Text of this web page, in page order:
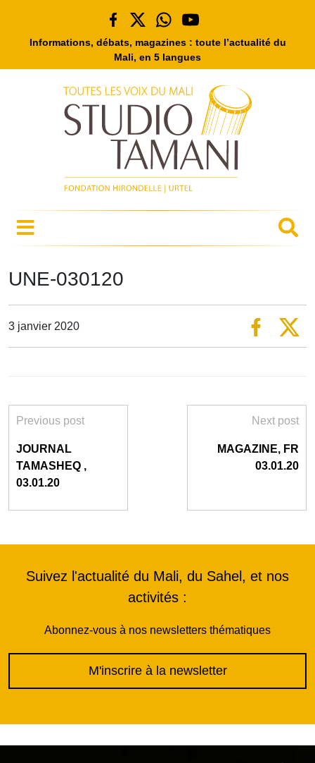
Informations, débats, magazines : toute l’actualité du
Mali, en 5 langues
UNE-030120
3 janvier 2020
Previous post
JOURNAL
TAMASHEQ ,
03.01.20
Next post
MAGAZINE, FR
03.01.20
Suivez l'actualité du Mali, du Sahel, et nos
activités :
Abonnez-vous à nos newsletters thématiques
M'inscrire à la newsletter